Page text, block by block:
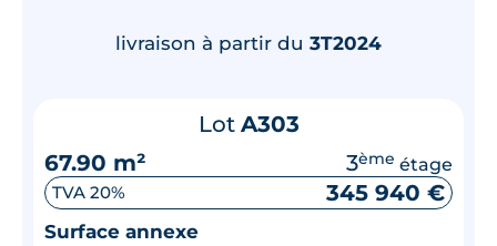
livraison à partir du 3T2024
Lot A303
67.90 m²
3ème étage
TVA 20% 345 940 €
Surface annexe